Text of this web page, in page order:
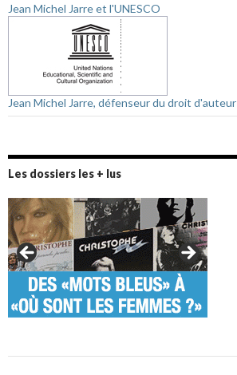
Jean Michel Jarre et l'UNESCO
Jean Michel Jarre, défenseur du droit d'auteur
Les dossiers les + lus